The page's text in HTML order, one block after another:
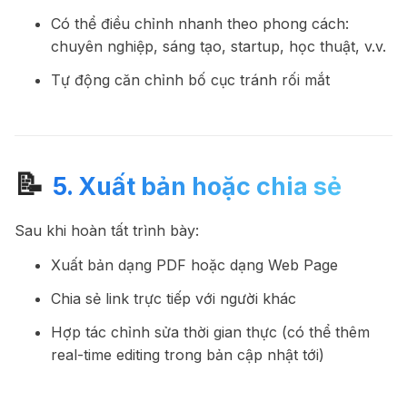
Có thể điều chỉnh nhanh theo phong cách:
chuyên nghiệp, sáng tạo, startup, học thuật, v.v.
Tự động căn chỉnh bố cục tránh rối mắt
📝 5. Xuất bản hoặc chia sẻ
Sau khi hoàn tất trình bày:
Xuất bản dạng PDF hoặc dạng Web Page
Chia sẻ link trực tiếp với người khác
Hợp tác chỉnh sửa thời gian thực (có thể thêm
real-time editing trong bản cập nhật tới)